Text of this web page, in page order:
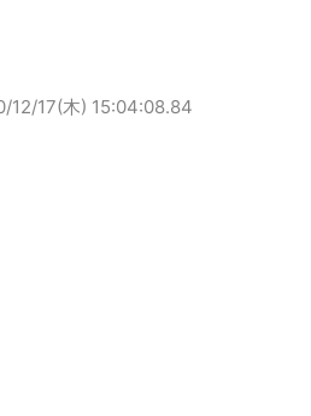
12/17(木) 15:04:08.84